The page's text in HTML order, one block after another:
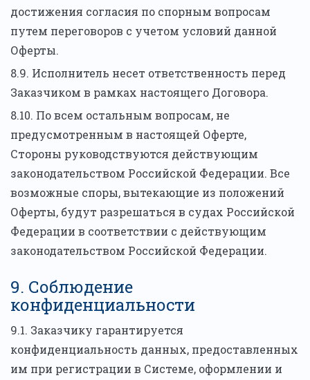
достижения согласия по спорным вопросам
путем переговоров с учетом условий данной
Оферты.
8.9. Исполнитель несет ответственность перед
Заказчиком в рамках настоящего Договора.
8.10. По всем остальным вопросам, не
предусмотренным в настоящей Оферте,
Стороны руководствуются действующим
законодательством Российской Федерации. Все
возможные споры, вытекающие из положений
Оферты, будут разрешаться в судах Российской
Федерации в соответствии с действующим
законодательством Российской Федерации.
9. Соблюдение
конфиденциальности
9.1. Заказчику гарантируется
конфиденциальность данных, предоставленных
им при регистрации в Системе, оформлении и